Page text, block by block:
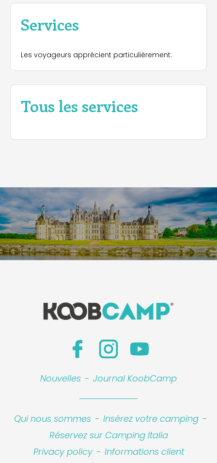
Services
Les voyageurs apprécient particulièrement:
Tous les services
Nouvelles - Journal KoobCamp
Qui nous sommes - Insérez votre camping -
Réservez sur Camping Italia
Privacy policy - Informations client